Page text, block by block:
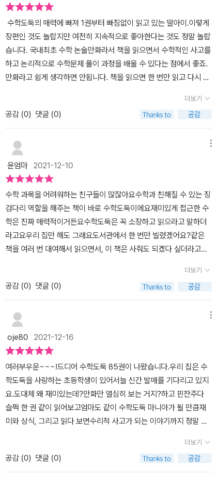
수학도둑의 매력에 빠져 1권부터 빠짐없이 읽고 있는 딸아이.이렇게
장편인 것도 놀랍지만 여전히 지속적으로 좋아한다는 것도 정말 놀랍
습니다. 국내최초 수학 논술만화라서 책을 읽으면서 수학적인 사고를
하고 논리적으로 수학문제 풀이 과정을 배울 수 있다는 점에서 좋죠.
만화라고 쉽게 생각하면 안됩니다. 책을 읽으면 한 번만 읽고 다시 읽
번 세 번 읽었습니다.스토리가 흥미롭고 재미있죠.그림도 멋지고 그
래서 아이들이 쏙 빠져드는가봅니다. 우리 3마 중에서 4명을 쓰러뜨
려서 대단하다면서 파루스가 단둘이 승부를 내자는 데요.우물고누로
승부를 내기로 해요. 안심하고 있던 파루스가 패하지만 흡혈귀 세계
를 떠날 생각은 없는 것 같죠. 무섭게 변해서 당장 가루로 만들겠다고
큰소리 떵떵 치는데 오히려 생명력이 빠져나가는 것 같다고 하죠. 그
이유는 바로 고누의 흑말 때문인데 바우 소녀의 코딱지를 뭉쳐서 만
든 거라구요.이 대목에선 정말 안웃을 수가 없네요.아이들은 또 코딱
지 이야기만 나오면 왜그리 좋아하는지요.그런데 스카라보의 정체
는?흡혈다람쥐.정말 끝없는 상상력의 세계에 빠져들어 책을 읽게 되
네요. 론리는 흑화된 것이 아니라 자신만의 기지를 발휘했네요.코딱
지 타령을 하는 바우언니도 재미있어요. 응용력 수학교실을 보니 생
일이 같을 가능성에 대한 이야기인데요.이렇게 따져보는구나를 알 수
있었어요.용지, 책, 카드, 사진 지폐의 크기를 읽어보면서 전에는 무심
룬에게 천왕비를 찾아달라고 합니다. 남편으로서 부탁하는 것이라고
하면서 눈물을 흘리는데 마음이 짠했어요. 과연 천왕비를 찾을 수 있
을까요?이야기를 읽다보니까 신비롭기도 하고 재미있어서 아이들이
좋아할만하네요.벌써 끝이냐고 책장이 술술 넘어갔으니 말이죠.맨 뒷
장에는 응용편이 있고 문제가 나와 있으니 풀어보면 좋겠어요. 어려
운 부분은 지금 당장은 아니지만 시간이 지나면서 차차 이해를 하고
예전의 책들을 다시 보면서 어려운 부분들을 풀어볼 수 있을 것 같아
편한 마음으로 책을 보았습니다. 수학의 개념 이해를 쉽게 해주고 재
서 또 만나요. - 출판사로부터 제공받은 도서를 읽고 솔직한 느낌을
적은 후기입니다.
더보기
공감 (0) 댓글 (0)
윤엄마 2021-12-10
​수학 과목을 어려워하는 친구들이 많잖아요수학과 친해질 수 있는 징
검다리 역할을 해주는 책이 바로 수학도둑이에요재미있게 접근한 수
학은 진짜 매력적이거든요수학도둑은 꼭 소장하고 읽으라고 말하더
라고요우리 집만 해도 그래요도서관에서 한 번만 빌렸겠어요?같은
책을 여러 번 대여해서 읽으면서, 이 책은 사줘도 되겠다 싶더라고요!
뻔... 했다.. 싶은 생각이 들더라고요​단순하게 만화만 그려진 책에 상
식 한 스푼 정도가 아니라,제법 탄탄한 수학 콘텐츠를 만화로 풀어서
보다 쉽게 접근한 수학이라서 아이들이 재미를 느끼게 되는 것 같아
요 사실 1학년 아이가 읽었을 때, 심화 편부터는 어렵다 싶었거든요그
부분도 재미있게 흥미를 갖더라고요!​수학의 개념부터 탄탄하게 알려
주는 수학 학습만화에요 수학의 개념과 원리를 이야기로 설명해 주니
흥미롭겠죠?! 수학적 사고력과 이해력을 키워주는 책이에요중간중간
재미있는 이야기와 퀴즈, 퍼즐, 게임 등의 수학적 놀이가 포함되어 있
어서책 한 권으로도 충분히 재미있는 시간을 보낼 수 있다는 거-^^​수
학도둑은 초등 아이들 사이에서 베스트셀러에요공부를 재미있게 배
울 수 있도록 도와주는 고마운 책이라죠:) 수학 전문가의 수학 콘텐츠
가 빵빵하게 담겨있는 학습 만화책이라서 너무 고마워요-학습 만화
책이 아이의 학습에 도움을 준다! 라고 생각하게 된 계기를 만들어준
더보기
공감 (0) 댓글 (0)
oje80 2021-12-16
여러부우운~~~!드디어 수학도둑 85권이 나왔습니다.우리 집은 수
학도둑을 사랑하는 초등학생이 있어서늘 신간 발매를 기다리고 있지
요.도대체 왜 재미있는데?만화만 열심히 보는 거지?하고 핀잔주다
슬쩍 한 권 같이 읽어보고엄마도 같이 수학도둑 마니아가 될 만큼재
미와 상식, 그리고 읽다 보면수리적 사고가 되는 이야기까지 정말 알
스토리도 아~~~!!!다음 이야기 궁금해궁금해를 연발하게 하는전개
로 마무리되었답니다.하지만 엄마는 스토리보다 이야기 속에 나오는
우물고누에 많은 호기심이 들었고요.아이들에게 슬쩍~~~떡밥을 던
더보기
공감 (0) 댓글 (0)